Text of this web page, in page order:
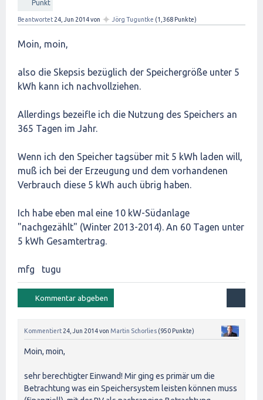
Punkt
Beantwortet 24, Jun 2014von ✦ Jörg Tuguntke (1,368 Punkte)
Moin, moin,
also die Skepsis bezüglich der Speichergröße unter 5
kWh kann ich nachvollziehen.
Allerdings bezeifle ich die Nutzung des Speichers an
365 Tagen im Jahr.
Wenn ich den Speicher tagsüber mit 5 kWh laden will,
muß ich bei der Erzeugung und dem vorhandenen
Verbrauch diese 5 kWh auch übrig haben.
Ich habe eben mal eine 10 kW-Südanlage
"nachgezählt" (Winter 2013-2014). An 60 Tagen unter
5 kWh Gesamtertrag.
mfg tugu
Kommentiert 24, Jun 2014von Martin Schorlies (950 Punkte)
Moin, moin,
sehr berechtigter Einwand! Mir ging es primär um die
Betrachtung was ein Speichersystem leisten können muss